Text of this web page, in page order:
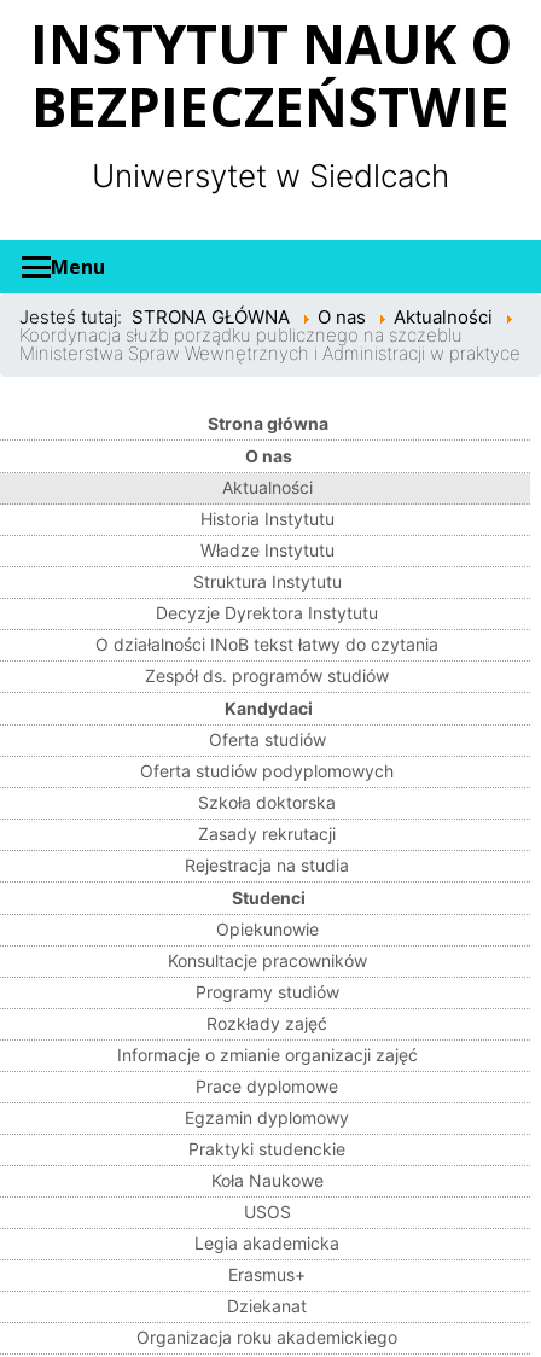
INSTYTUT NAUK O
BEZPIECZEŃSTWIE
Uniwersytet w Siedlcach
Menu
Jesteś tutaj: STRONA GŁÓWNA O nas Aktualności
Koordynacja służb porządku publicznego na szczeblu
Ministerstwa Spraw Wewnętrznych i Administracji w praktyce
Strona główna
O nas
Aktualności
Historia Instytutu
Władze Instytutu
Struktura Instytutu
Decyzje Dyrektora Instytutu
O działalności INoB tekst łatwy do czytania
Zespół ds. programów studiów
Kandydaci
Oferta studiów
Oferta studiów podyplomowych
Szkoła doktorska
Zasady rekrutacji
Rejestracja na studia
Studenci
Opiekunowie
Konsultacje pracowników
Programy studiów
Rozkłady zajęć
Informacje o zmianie organizacji zajęć
Prace dyplomowe
Egzamin dyplomowy
Praktyki studenckie
Koła Naukowe
USOS
Legia akademicka
Erasmus+
Dziekanat
Organizacja roku akademickiego